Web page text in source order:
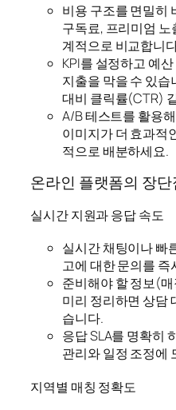
비용 구조를 면밀히
구독료, 프리미엄 노
계적으로 비교합니
KPI를 설정하고 예
지출을 막을 수 있습
대비 클릭률(CTR)
A/B 테스트를 활용
이미지가 더 효과적
적으로 배분하세요.
온라인 플랫폼의 장단
실시간 지원과 응답 속도
실시간 채팅이나 빠
고에 대한 문의를 즉
준비해야 할 정보(
미리 정리하면 상담
습니다.
응답 SLA를 명확히
관리와 일정 조정에
지역별 매칭 정확도